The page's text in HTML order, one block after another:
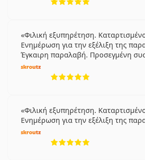
Φιλική εξυπηρέτηση.
Ενημέρωση για την εξέλιξη της
Έγκαιρη παραλαβή. Προσεγμένη
Φιλική εξυπηρέτηση.
Ενημέρωση για την εξέλιξη της